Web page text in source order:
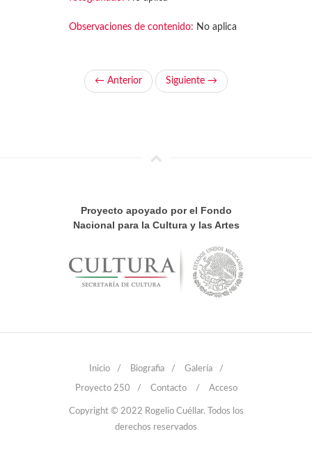
Observaciones de contenido: No aplica
← Anterior Siguiente →
Proyecto apoyado por el Fondo
Nacional para la Cultura y las Artes
Inicio / Biografia / Galería /
Proyecto 250 / Contacto / Acceso
Copyright © 2022 Rogelio Cuéllar. Todos los
derechos reservados